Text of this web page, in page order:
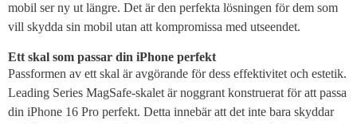
mobil ser ny ut längre. Det är den perfekta lösningen för dem som
vill skydda sin mobil utan att kompromissa med utseendet.
Ett skal som passar din iPhone perfekt
Passformen av ett skal är avgörande för dess effektivitet och estetik.
Leading Series MagSafe-skalet är noggrant konstruerat för att passa
din iPhone 16 Pro perfekt. Detta innebär att det inte bara skyddar